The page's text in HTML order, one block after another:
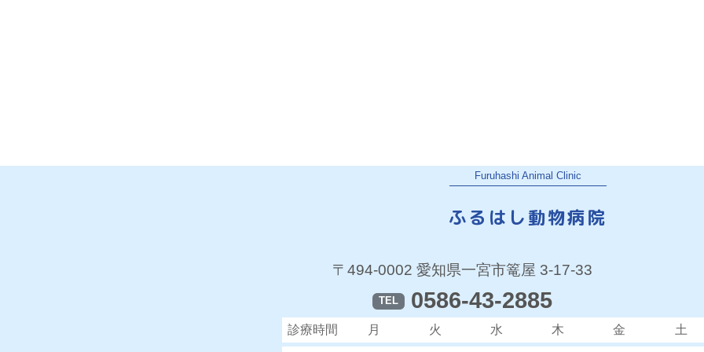
Furuhashi Animal Clinic
ふるはし動物病院
〒494-0002 愛知県一宮市篭屋 3-17-33
TEL 0586-43-2885
診療時間 月 火 水 木 金 土